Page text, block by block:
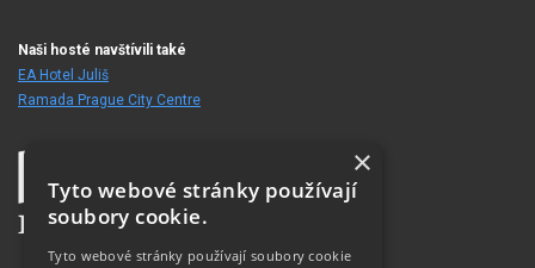
Naši hosté navštívili také
EA Hotel Juliš
Ramada Prague City Centre
×
Tyto webové stránky používají
soubory cookie.
Tyto webové stránky používají soubory cookie